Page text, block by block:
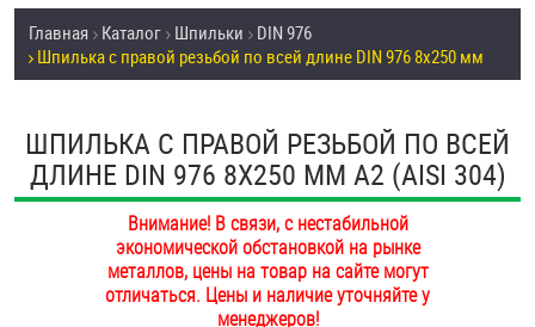
УСЛУГИ
СКИДКИ
ОПТ
ПОКУПАТЕЛЯМ
ОПЛАТА И ДОСТАВКА
НАШИ МАГАЗИНЫ
Товары со скидкой
Анкеры
Антивандальный крепёж, инструмент
Болты и винты
Втулки
Главная Каталог Шпильки
DIN 976
Шпилька с правой резьбой по всей длине DIN 976 8х250 мм
ШПИЛЬКА С ПРАВОЙ РЕЗЬБОЙ ПО ВСЕЙ
ДЛИНЕ DIN 976 8Х250 ММ А2 (AISI 304)
Внимание! В связи, с нестабильной
экономической обстановкой на рынке
металлов, цены на товар на сайте могут
отличаться. Цены и наличие уточняйте у
менеджеров!